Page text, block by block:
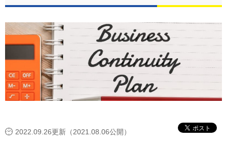
2022.09.26更新（2021.08.06公開）